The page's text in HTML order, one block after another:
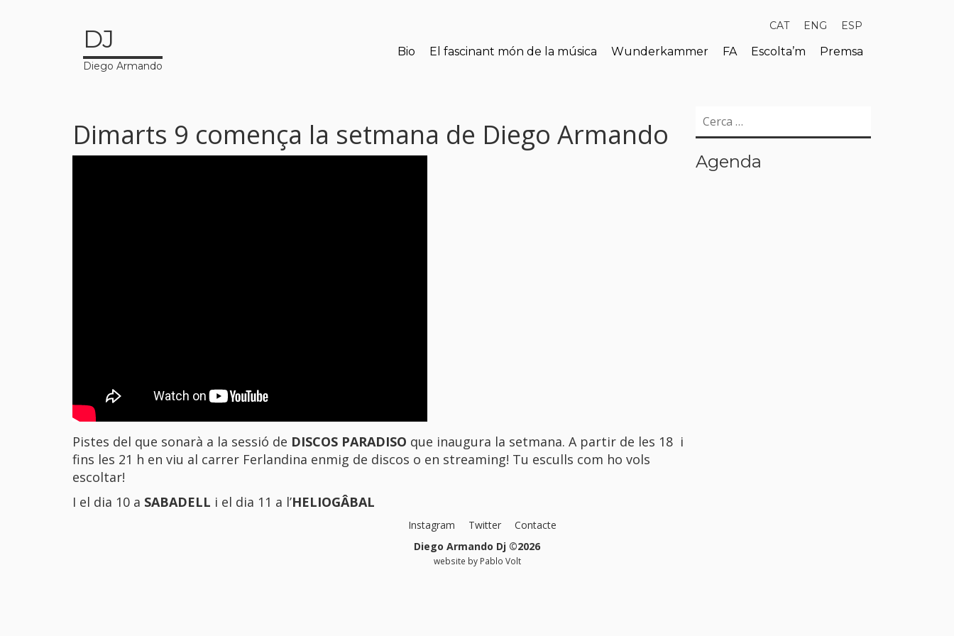
CAT ENG ESP
DJ
Diego Armando
Bio El fascinant món de la música Wunderkammer FA Escolta’m Premsa
Dimarts 9 comença la setmana de Diego Armando
Pistes del que sonarà a la sessió de DISCOS PARADISO que inaugura la setmana. A partir de les 18 i
fins les 21 h en viu al carrer Ferlandina enmig de discos o en streaming! Tu esculls com ho vols
escoltar!
I el dia 10 a SABADELL i el dia 11 a l’HELIOGÂBAL
Cerca:
Agenda
Instagram Twitter
Contacte
Diego Armando Dj ©2026
website by Pablo Volt